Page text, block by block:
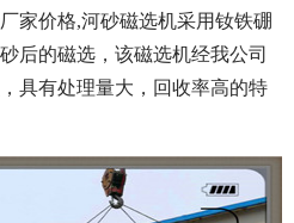
家价格,河砂磁选机采用钕铁硼
后的磁选，该磁选机经我公司
具有处理量大，回收率高的特